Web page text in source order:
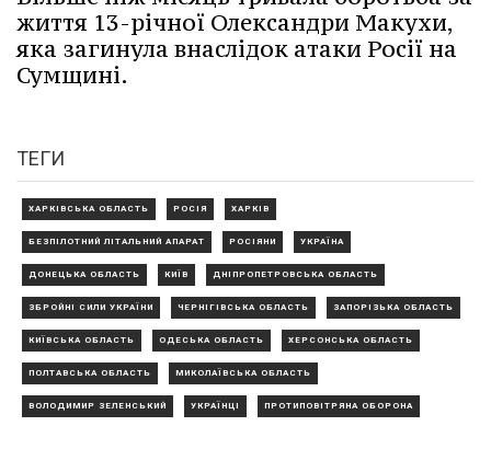
життя 13-річної Олександри Макухи,
яка загинула внаслідок атаки Росії на
Сумщині.
ТЕГИ
ХАРКІВСЬКА ОБЛАСТЬ РОСІЯ ХАРКІВ
БЕЗПІЛОТНИЙ ЛІТАЛЬНИЙ АПАРАТ РОСІЯНИ УКРАЇНА
ДОНЕЦЬКА ОБЛАСТЬ КИЇВ ДНІПРОПЕТРОВСЬКА ОБЛАСТЬ
ЗБРОЙНІ СИЛИ УКРАЇНИ ЧЕРНІГІВСЬКА ОБЛАСТЬ ЗАПОРІЗЬКА ОБЛАСТЬ
КИЇВСЬКА ОБЛАСТЬ ОДЕСЬКА ОБЛАСТЬ ХЕРСОНСЬКА ОБЛАСТЬ
ПОЛТАВСЬКА ОБЛАСТЬ МИКОЛАЇВСЬКА ОБЛАСТЬ
ВОЛОДИМИР ЗЕЛЕНСЬКИЙ УКРАЇНЦІ ПРОТИПОВІТРЯНА ОБОРОНА